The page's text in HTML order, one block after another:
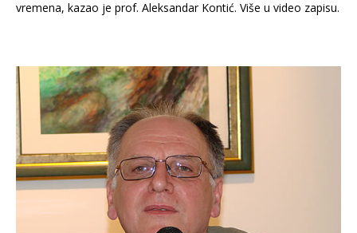
vremena, kazao je prof. Aleksandar Kontić. Više u video zapisu.